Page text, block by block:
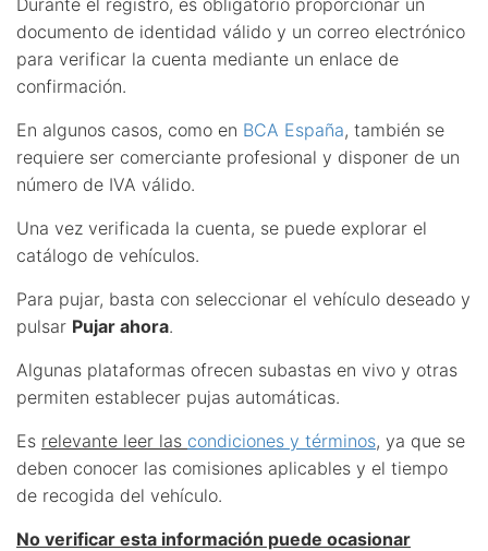
documento de identidad válido y un correo electrónico
para verificar la cuenta mediante un enlace de
confirmación.
En algunos casos, como en BCA España, también se
requiere ser comerciante profesional y disponer de un
número de IVA válido.
Una vez verificada la cuenta, se puede explorar el
catálogo de vehículos.
Para pujar, basta con seleccionar el vehículo deseado y
pulsar Pujar ahora.
Algunas plataformas ofrecen subastas en vivo y otras
permiten establecer pujas automáticas.
Es relevante leer las condiciones y términos, ya que se
deben conocer las comisiones aplicables y el tiempo
de recogida del vehículo.
No verificar esta información puede ocasionar